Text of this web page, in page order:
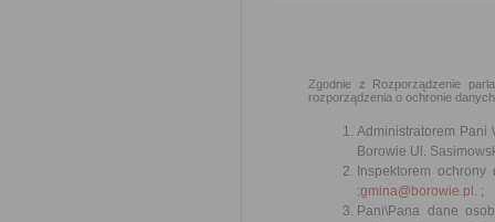
Zgodnie z Rozporządzenie
rozporządzenia o ochronie
Administratorem Pani
Borowie Ul.
Inspektorem
:gmina@borowie.pl . ;
Pani\Pana dane